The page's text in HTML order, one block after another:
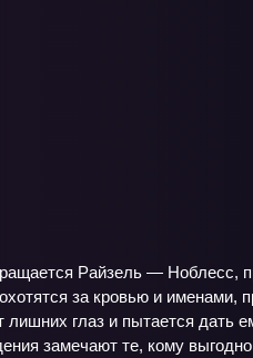
Райзель — Ноблесс,
за кровью и
глаз и пытается дать
замечают те, кому